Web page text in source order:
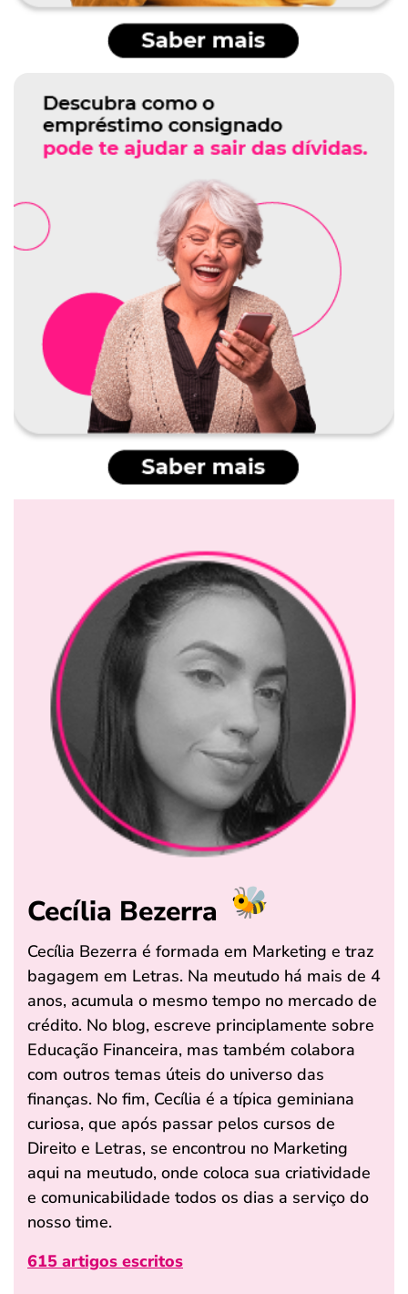
Cecília Bezerra
Cecília Bezerra é formada em Marketing e traz
bagagem em Letras. Na meutudo há mais de 4
anos, acumula o mesmo tempo no mercado de
crédito. No blog, escreve principlamente sobre
Educação Financeira, mas também colabora
com outros temas úteis do universo das
finanças. No fim, Cecília é a típica geminiana
curiosa, que após passar pelos cursos de
Direito e Letras, se encontrou no Marketing
aqui na meutudo, onde coloca sua criatividade
e comunicabilidade todos os dias a serviço do
nosso time.
615 artigos escritos